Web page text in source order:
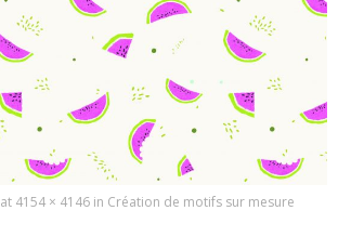
at 4154 × 4146 in Création de motifs sur mesure